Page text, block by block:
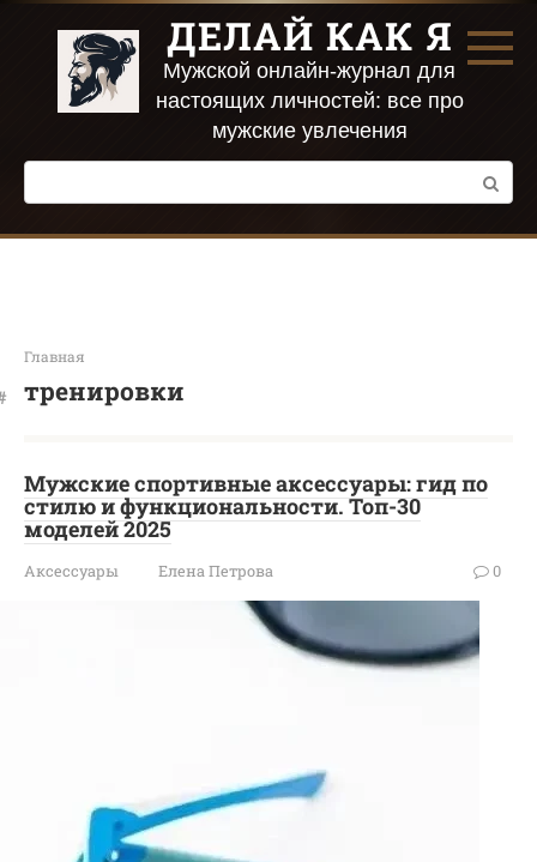
Перейти
контенту
ДЕЛАЙ КАК Я
Мужской онлайн-журнал для
настоящих личностей: все про
мужские увлечения
Поиск:
Главная
тренировки
Мужские спортивные аксессуары: гид по
стилю и функциональности. Топ-30
моделей 2025
Аксессуары Елена Петрова 0